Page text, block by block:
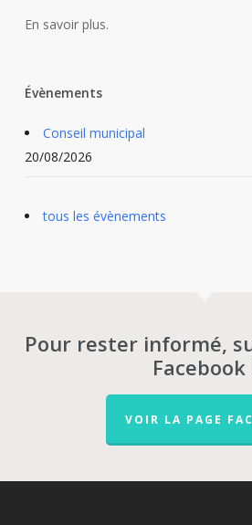
En savoir plus.
Évènements
Conseil municipal
20/08/2026
tous les évènements
Pour rester informé,
Facebook
VOIR LA PAGE